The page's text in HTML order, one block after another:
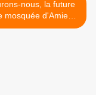
nous, la future
mosquée d'Amiens
style « gothique »...